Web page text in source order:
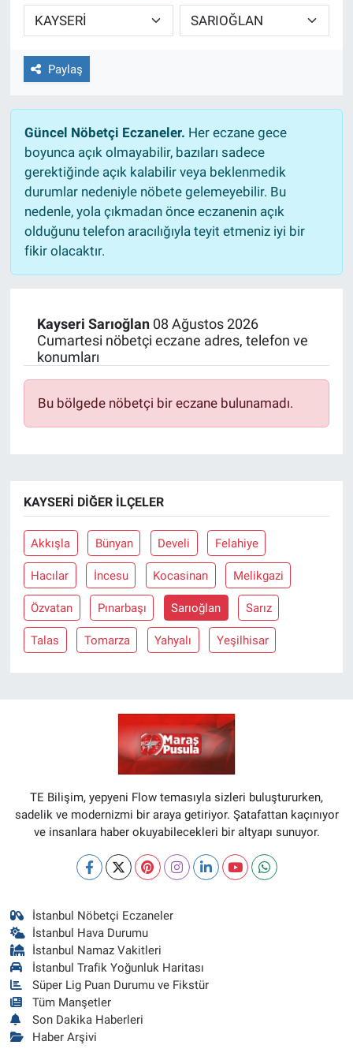
Paylaş
Güncel Nöbetçi Eczaneler. Her eczane gece
boyunca açık olmayabilir, bazıları sadece
gerektiğinde açık kalabilir veya beklenmedik
durumlar nedeniyle nöbete gelemeyebilir. Bu
nedenle, yola çıkmadan önce eczanenin açık
olduğunu telefon aracılığıyla teyit etmeniz iyi bir
fikir olacaktır.
Kayseri Sarıoğlan08 Ağustos 2026
Cumartesi nöbetçi eczane adres, telefon ve
konumları
Bu bölgede nöbetçi bir eczane bulunamadı.
KAYSERI DIĞER İLÇELER
Akkışla Bünyan Develi Felahiye
Hacılar İncesu Kocasinan Melikgazi
Özvatan Pınarbaşı Sarıoğlan Sarız
Talas Tomarza Yahyalı Yeşilhisar
TE Bilişim, yepyeni Flow temasıyla sizleri buluştururken,
sadelik ve modernizmi bir araya getiriyor. Şatafattan kaçınıyor
ve insanlara haber okuyabilecekleri bir altyapı sunuyor.
İstanbul Nöbetçi Eczaneler
İstanbul Hava Durumu
İstanbul Namaz Vakitleri
İstanbul Trafik Yoğunluk Haritası
Süper Lig Puan Durumu ve Fikstür
Tüm Manşetler
Son Dakika Haberleri
Haber Arşivi
TEKNOLOJİ
Dünya
İlçeler
MAGAZİN
Bilim, Teknoloji
ASAYİŞ
EĞİTİM
Güvenlik